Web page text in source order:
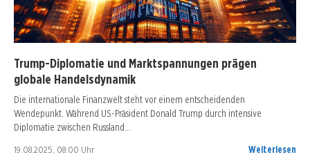
Trump-Diplomatie und Marktspannungen prägen
globale Handelsdynamik
Die internationale Finanzwelt steht vor einem entscheidenden
Wendepunkt. Während US-Präsident Donald Trump durch intensive
Diplomatie zwischen Russland…
19.08.2025, 08:00 Uhr Weiterlesen